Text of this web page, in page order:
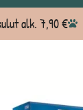
alk. 7,90 €